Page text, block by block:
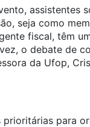
assistentes
seja como
fiscal, têm
o debate de
da Ufop,
prioritárias para